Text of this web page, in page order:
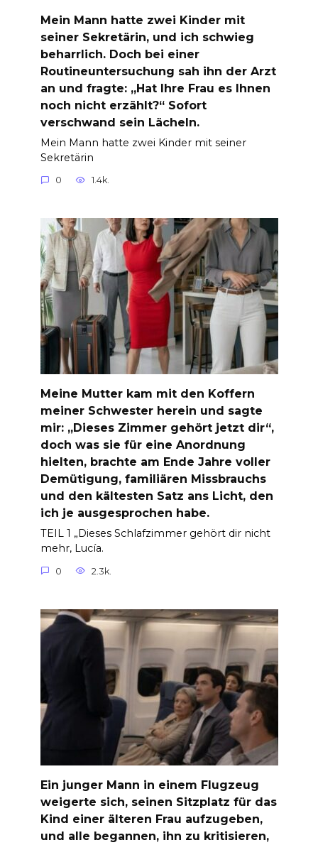
Mein Mann hatte zwei Kinder mit
seiner Sekretärin, und ich schwieg
beharrlich. Doch bei einer
Routineuntersuchung sah ihn der Arzt
an und fragte: „Hat Ihre Frau es Ihnen
noch nicht erzählt?“ Sofort
verschwand sein Lächeln.
Mein Mann hatte zwei Kinder mit seiner
Sekretärin
0 1.4k.
Meine Mutter kam mit den Koffern
meiner Schwester herein und sagte
mir: „Dieses Zimmer gehört jetzt dir“,
doch was sie für eine Anordnung
hielten, brachte am Ende Jahre voller
Demütigung, familiären Missbrauchs
und den kältesten Satz ans Licht, den
ich je ausgesprochen habe.
TEIL 1 „Dieses Schlafzimmer gehört dir nicht
mehr, Lucía.
0 2.3k.
Ein junger Mann in einem Flugzeug
weigerte sich, seinen Sitzplatz für das
Kind einer älteren Frau aufzugeben,
und alle begannen, ihn zu kritisieren,